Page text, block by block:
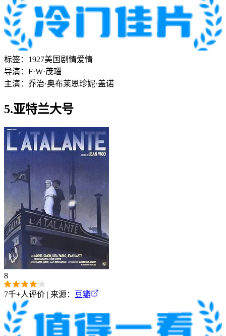
标签： 1927美国剧情爱情
导演： F·W·茂瑙
主演： 乔治·奥布莱恩珍妮·盖诺
5.亚特兰大号
8
7千+人评价 | 来源： 豆瓣